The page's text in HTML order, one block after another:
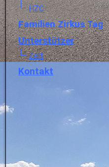
HZC
Familien Zirkus Tag
Unterstützer
Zelt
Kontakt